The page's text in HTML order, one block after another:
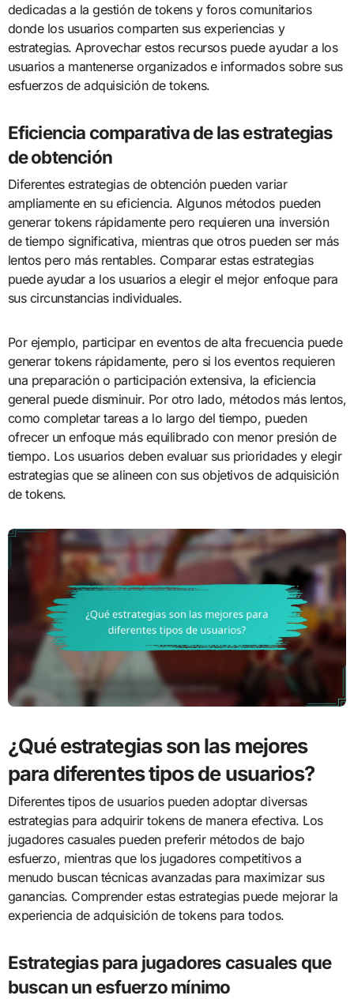
dedicadas a la gestión de tokens y foros comunitarios
donde los usuarios comparten sus experiencias y
estrategias. Aprovechar estos recursos puede ayudar a los
usuarios a mantenerse organizados e informados sobre sus
esfuerzos de adquisición de tokens.
Eficiencia comparativa de las estrategias
de obtención
Diferentes estrategias de obtención pueden variar
ampliamente en su eficiencia. Algunos métodos pueden
generar tokens rápidamente pero requieren una inversión
de tiempo significativa, mientras que otros pueden ser más
lentos pero más rentables. Comparar estas estrategias
puede ayudar a los usuarios a elegir el mejor enfoque para
sus circunstancias individuales.
Por ejemplo, participar en eventos de alta frecuencia puede
generar tokens rápidamente, pero si los eventos requieren
una preparación o participación extensiva, la eficiencia
general puede disminuir. Por otro lado, métodos más lentos,
como completar tareas a lo largo del tiempo, pueden
ofrecer un enfoque más equilibrado con menor presión de
tiempo. Los usuarios deben evaluar sus prioridades y elegir
estrategias que se alineen con sus objetivos de adquisición
de tokens.
¿Qué estrategias son las mejores
para diferentes tipos de usuarios?
Diferentes tipos de usuarios pueden adoptar diversas
estrategias para adquirir tokens de manera efectiva. Los
jugadores casuales pueden preferir métodos de bajo
esfuerzo, mientras que los jugadores competitivos a
menudo buscan técnicas avanzadas para maximizar sus
ganancias. Comprender estas estrategias puede mejorar la
experiencia de adquisición de tokens para todos.
Estrategias para jugadores casuales que
buscan un esfuerzo mínimo